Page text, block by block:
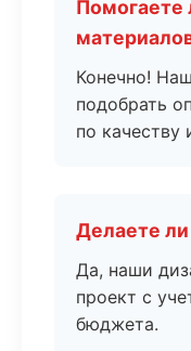
Помогаете
Конечно!
подобрать
по качеству
Делаете
Да, наши
проект с
бюджета.